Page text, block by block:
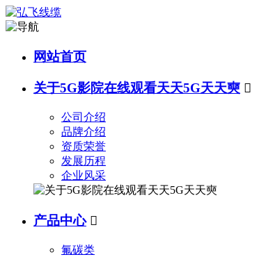
网站首页
关于5G影院在线观看天天5G天天奭 
公司介绍
品牌介绍
资质荣誉
发展历程
企业风采
产品中心 
氟碳类